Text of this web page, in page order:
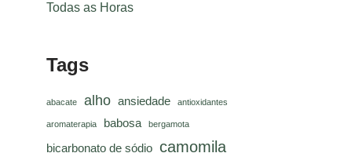
Todas as Horas
Tags
abacate alho ansiedade antioxidantes
aromaterapia babosa bergamota
bicarbonato de sódio camomila